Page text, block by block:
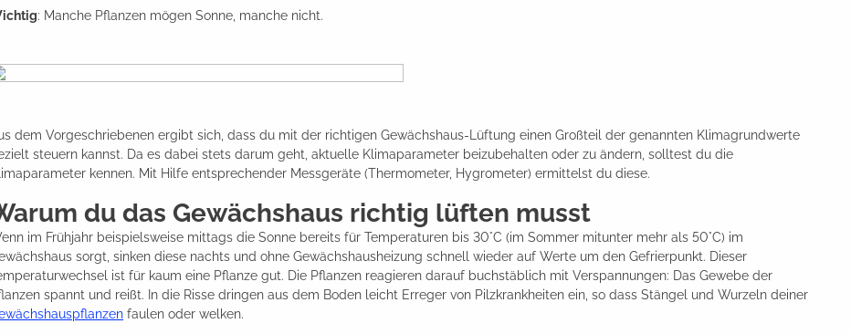
: Manche Pflanzen mögen Sonne, manche nicht.
dem Vorgeschriebenen ergibt sich, dass du mit der richtigen Gewächshaus-Lüftung einen Großteil der genannten Klimagrundwerte
steuern kannst. Da es dabei stets darum geht, aktuelle Klimaparameter beizubehalten oder zu ändern, solltest du die
kennen. Mit Hilfe entsprechender Messgeräte (Thermometer, Hygrometer) ermittelst du diese.
du das Gewächshaus richtig lüften musst
im Frühjahr beispielsweise mittags die Sonne bereits für Temperaturen bis 30°C (im Sommer mitunter mehr als 50°C) im
sorgt, sinken diese nachts und ohne Gewächshausheizung schnell wieder auf Werte um den Gefrierpunkt. Dieser
ist für kaum eine Pflanze gut. Die Pflanzen reagieren darauf buchstäblich mit Verspannungen: Das Gewebe der
spannt und reißt. In die Risse dringen aus dem Boden leicht Erreger von Pilzkrankheiten ein, so dass Stängel und Wurzeln deiner
faulen oder welken.